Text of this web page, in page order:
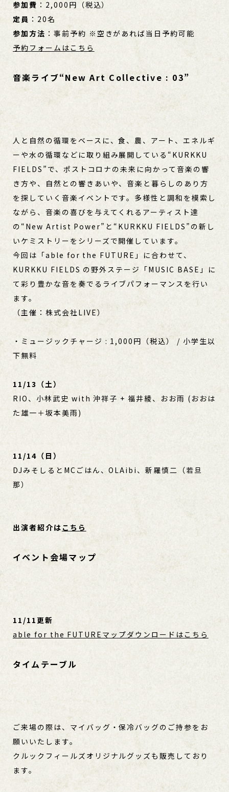
参加費 ：2,000円（税込）
定員 ：20名
参加方法 ：事前予約 ※空きがあれば当日予約可能
予約フォームはこちら
音楽ライブ“New Art Collective : 03”
人と自然の循環をベースに、食、農、アート、エネルギ
ーや水の循環などに取り組み展開している“KURKKU
FIELDS”で、ポストコロナの未来に向かって音楽の響
き方や、自然との響きあいや、音楽と暮らしのあり方
を探していく音楽イベントです。多様性と調和を模索し
ながら、音楽の喜びを与えてくれるアーティスト達
の“New Artist Power”と“KURKKU FIELDS”の新し
いケミストリーをシリーズで開催しています。
今回は「able for the FUTURE」に合わせて、
KURKKU FIELDS の野外ステージ「MUSIC BASE」に
て彩り豊かな音を奏でるライブパフォーマンスを行い
ます。
（主催：株式会社LIVE）
・ミュージックチャージ : 1,000円（税込） / 小学生以
下無料
11/13（土）
RIO、小林武史 with 沖祥子 + 福井綾、おお⾬ (おおは
た雄⼀＋坂本美⾬)
11/14（日）
DJみそしるとMCごはん、OLAibi、新羅慎二（若旦
那）
出演者紹介は こちら
イベント会場マップ
11/11更新
able for the FUTUREマップダウンロードはこちら
タイムテーブル
ご来場の際は、マイバッグ・保冷バッグのご持参をお
願いいたします。
クルックフィールズオリジナルグッズも販売しており
ます。